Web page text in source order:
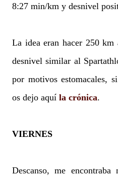
8:27 min/km y desnivel
La idea eran hacer 250 km
desnivel similar al
por motivos estomacales,
os dejo aquí la crónica.
VIERNES
Descanso, me encontraba